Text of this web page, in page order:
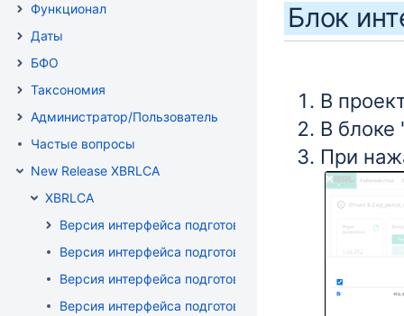
Функционал
Даты
БФО
Таксономия
Администратор/Пользователь
Частые вопросы
New Release XBRLCA
XBRLCA
Версия интерфейса подготовки и сбора данных: 1.1
Версия интерфейса подготовки и сбора данных: 1.2
Версия интерфейса подготовки и сбора данных: 1.4 -
Версия интерфейса подготовки и сбора данных: 1.5 от
Блок
В
В блоке
При